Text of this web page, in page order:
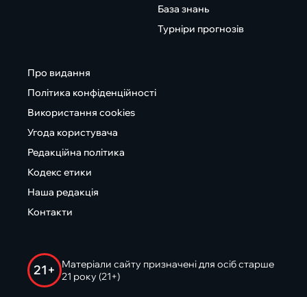
База знань
Турніри прогнозів
Про видання
Політика конфіденційності
Використання cookies
Угода користувача
Редакційна політика
Кодекс етики
Наша редакція
Контакти
21+
Матеріали сайту призначені для осіб старше
21 року (21+)